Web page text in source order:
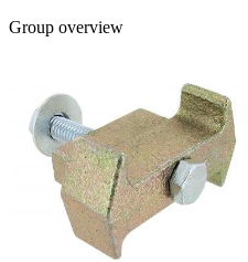
Group overview